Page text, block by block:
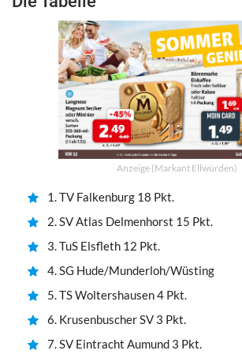
Anzeige (Markant Ellwürden)
1. TV Falkenburg 18 Pkt.
2. SV Atlas Delmenhorst 15 Pkt.
3. TuS Elsfleth 12 Pkt.
4. SG Hude/Munderloh/Wüsting
5. TS Woltershausen 4 Pkt.
6. Krusenbuscher SV 3 Pkt.
7. SV Eintracht Aumund 3 Pkt.